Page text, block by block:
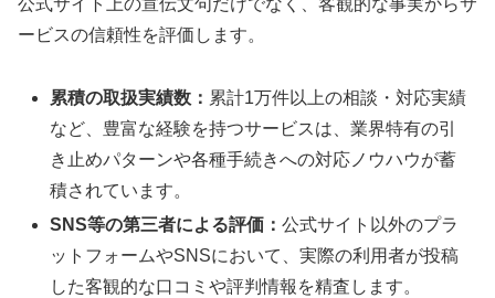
公式サイト上の宣伝文句だけでなく、客観的な事実からサ
ービスの信頼性を評価します。
累積の取扱実績数： 累計1万件以上の相談・対応実績
など、豊富な経験を持つサービスは、業界特有の引
き止めパターンや各種手続きへの対応ノウハウが蓄
積されています。
SNS等の第三者による評価：公式サイト以外のプラ
ットフォームやSNSにおいて、実際の利用者が投稿
した客観的な口コミや評判情報を精査します。